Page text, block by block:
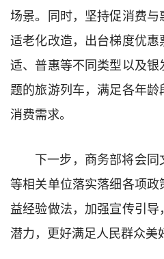
场景。同时，坚持促消费
适老化改造，出台梯度优
适、普惠等不同类型以及
题的旅游列车，满足各年
消费需求。
下一步，商务部将会
等相关单位落实落细各项
益经验做法，加强宣传引
潜力，更好满足人民群众美